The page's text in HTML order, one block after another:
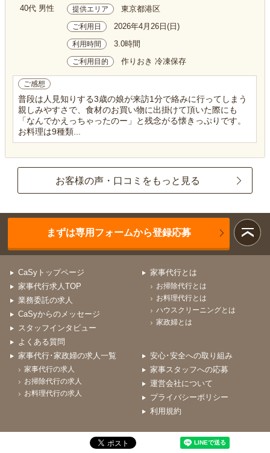
40代 男性 提供エリア 東京都港区
ご利用日 2026年4月26日(日)
利用時間 3.0時間
ご利用目的 作りおき 冷凍保存
ご感想
普段は人見知りする3歳の娘が来訪1分で絡みに行ってしまう
親しみやすさで、食材のお買い物に出掛けて頂いた際にも
「なんでかえっちゃったのー」と残念がる懐きっぷりです。
お料理は9種類...
お客様の声・口コミをもっと見る
まずは専用フォームから登録応募
CaSyトップページ
家事代行求人TOP
業務委託の求人
CaSyからのメッセージ
スタッフインタビュー
よくある質問
家事代行とは
お掃除代行とは
お料理代行とは
ハウスクリーニングとは
家政婦とは
家事代行･家政婦の求人一覧
家事代行の求人
お掃除代行の求人
お料理代行の求人
安心･安全への取り組み
家事スタッフへの応募
運営会社について
プライバシーポリシー
利用規約